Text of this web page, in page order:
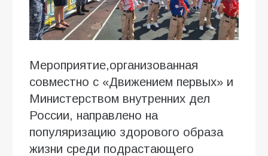
Мероприятие,организованная
совместно с «Движением первых» и
Министерством внутренних дел
России, направлено на
популяризацию здорового образа
жизни среди подрастающего